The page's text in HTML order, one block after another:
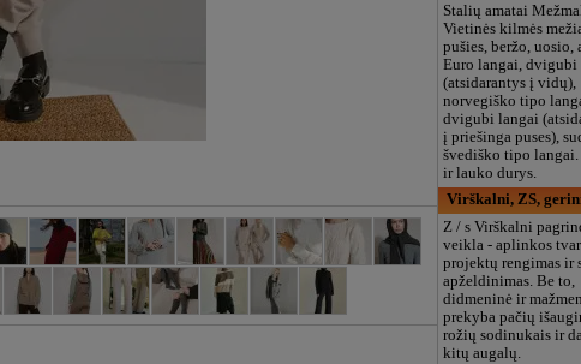
Stalių amatai
Vietinės kilmės
pušies, beržo, uosio,
Euro langai, dvigubi
(atsidarantys į vidų),
norvegiško tipo
dvigubi langai
į priešinga puses),
švediško tipo langai.
ir lauko durys.
Virškalni, ZS,
Z / s Virškalni
veikla - aplinkos
projektų rengimas ir
apželdinimas. Be to,
didmeninė ir
prekyba pačių
rožių sodinukais ir
kitų augalų.